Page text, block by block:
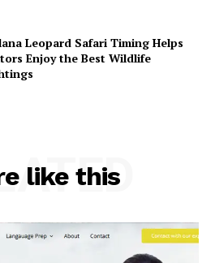
Leopard Safari Timing Helps
Enjoy the Best Wildlife
like this